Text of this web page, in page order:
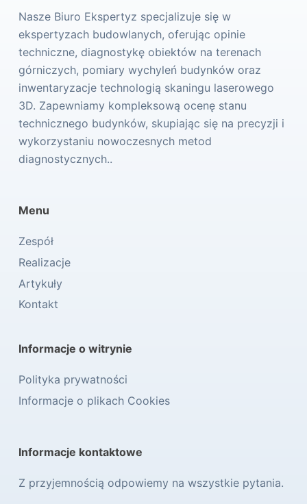
Nasze Biuro Ekspertyz specjalizuje się w
ekspertyzach budowlanych, oferując opinie
techniczne, diagnostykę obiektów na terenach
górniczych, pomiary wychyleń budynków oraz
inwentaryzacje technologią skaningu laserowego
3D. Zapewniamy kompleksową ocenę stanu
technicznego budynków, skupiając się na precyzji i
wykorzystaniu nowoczesnych metod
diagnostycznych..
Menu
Zespół
Realizacje
Artykuły
Kontakt
Informacje o witrynie
Polityka prywatności
Informacje o plikach Cookies
Informacje kontaktowe
Z przyjemnością odpowiemy na wszystkie pytania.